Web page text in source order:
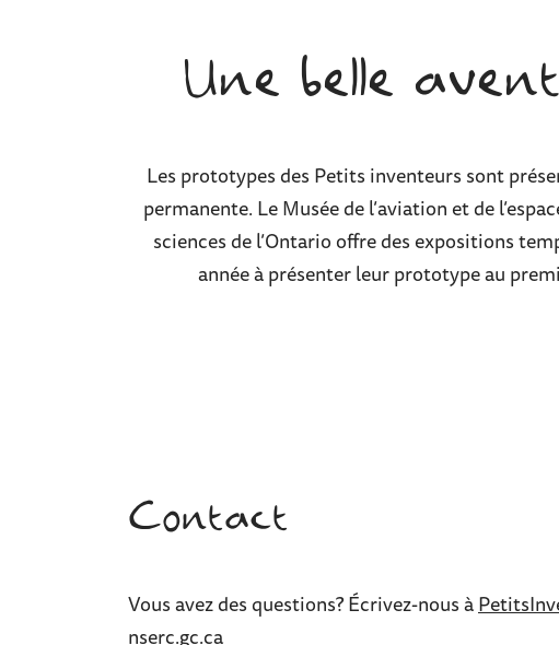
Une belle
Les prototypes des Petits inventeurs sont
permanente. Le Musée de l’aviation et de
sciences de l’Ontario offre des expositions
année à présenter leur prototype au
Contact
Vous avez des questions? Écrivez-nous à
nserc.gc.ca